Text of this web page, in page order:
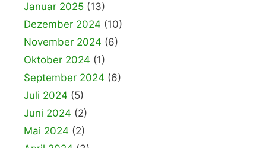
Januar 2025 (13)
Dezember 2024 (10)
November 2024 (6)
Oktober 2024 (1)
September 2024 (6)
Juli 2024 (5)
Juni 2024 (2)
Mai 2024 (2)